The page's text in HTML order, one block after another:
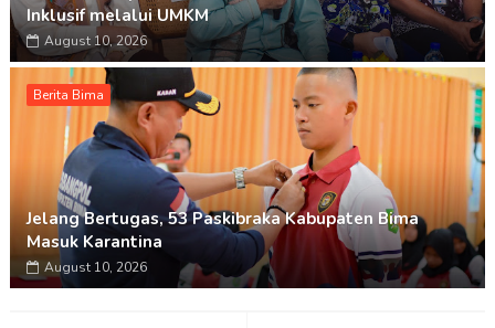
Inklusif melalui UMKM
August 10, 2026
Berita Bima
Jelang Bertugas, 53 Paskibraka Kabupaten Bima
Masuk Karantina
August 10, 2026